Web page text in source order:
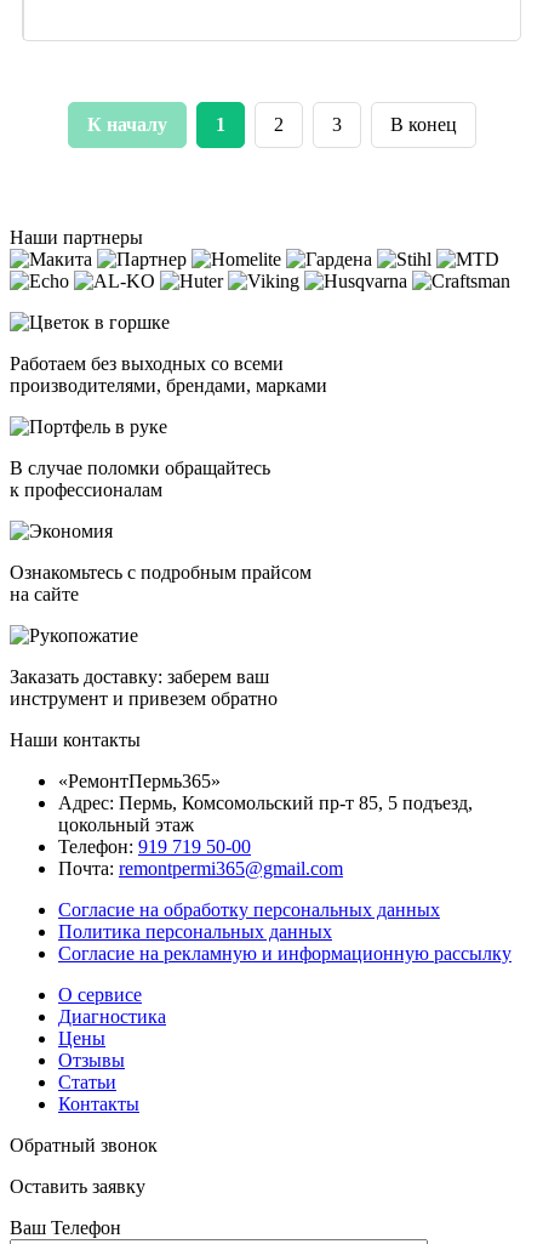
К началу 1 2 3 В конец
Наши партнеры
Работаем без выходных со всеми
производителями, брендами, марками
В случае поломки обращайтесь
к профессионалам
Ознакомьтесь с подробным прайсом
на сайте
Заказать доставку: заберем ваш
инструмент и привезем обратно
Наши контакты
«РемонтПермь365»
Адрес: Пермь, Комсомольский пр-т 85, 5 подъезд,
цокольный этаж
Телефон: 919 719 50-00
Почта: remontpermi365@gmail.com
Согласие на обработку персональных данных
Политика персональных данных
Согласие на рекламную и информационную рассылку
О сервисе
Диагностика
Цены
Отзывы
Статьи
Контакты
Обратный звонок
Оставить заявку
Ваш Телефон